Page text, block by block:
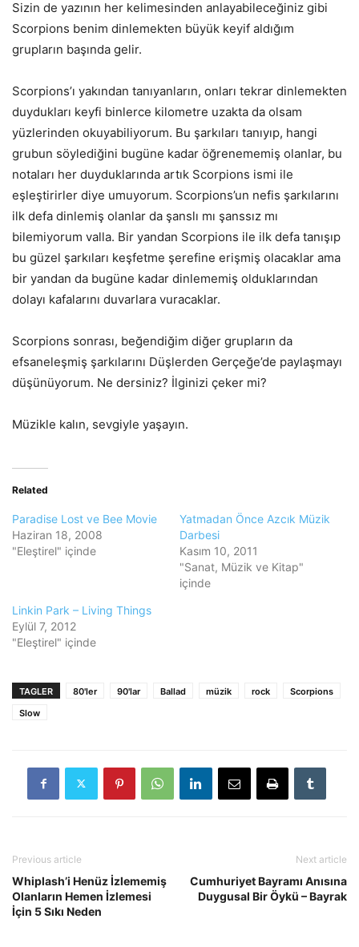
Sizin de yazının her kelimesinden anlayabileceğiniz gibi
Scorpions benim dinlemekten büyük keyif aldığım
grupların başında gelir.
Scorpions’ı yakından tanıyanların, onları tekrar dinlemekten
duydukları keyfi binlerce kilometre uzakta da olsam
yüzlerinden okuyabiliyorum. Bu şarkıları tanıyıp, hangi
grubun söylediğini bugüne kadar öğrenememiş olanlar, bu
notaları her duyduklarında artık Scorpions ismi ile
eşleştirirler diye umuyorum. Scorpions’un nefis şarkılarını
ilk defa dinlemiş olanlar da şanslı mı şanssız mı
bilemiyorum valla. Bir yandan Scorpions ile ilk defa tanışıp
bu güzel şarkıları keşfetme şerefine erişmiş olacaklar ama
bir yandan da bugüne kadar dinlememiş olduklarından
dolayı kafalarını duvarlara vuracaklar.
Scorpions sonrası, beğendiğim diğer grupların da
efsaneleşmiş şarkılarını Düşlerden Gerçeğe’de paylaşmayı
düşünüyorum. Ne dersiniz? İlginizi çeker mi?
Müzikle kalın, sevgiyle yaşayın.
Related
Paradise Lost ve Bee Movie
Haziran 18, 2008
"Eleştirel" içinde
Yatmadan Önce Azcık Müzik
Darbesi
Kasım 10, 2011
"Sanat, Müzik ve Kitap"
içinde
Linkin Park – Living Things
Eylül 7, 2012
"Eleştirel" içinde
TAGLER 80'ler 90'lar Ballad müzik rock
Scorpions
Slow
Previous article
Whiplash’i Henüz İzlememiş
Olanların Hemen İzlemesi
İçin 5 Sıkı Neden
Next article
Cumhuriyet Bayramı Anısına
Duygusal Bir Öykü – Bayrak